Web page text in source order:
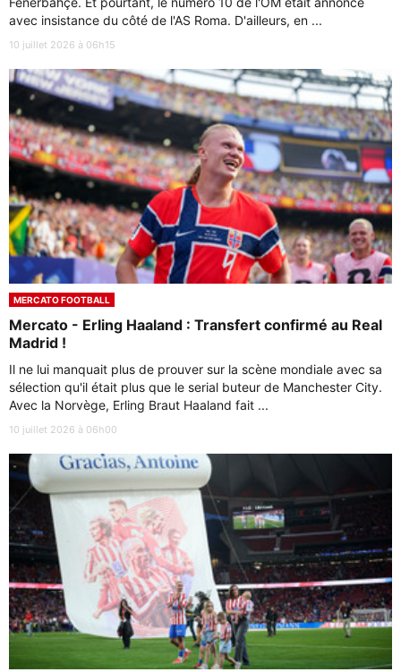
avec insistance du côté de l'AS Roma. D'ailleurs, en ...
10 juillet 2026 à 06h15
MERCATO FOOTBALL
Mercato - Erling Haaland : Transfert confirmé au Real
Madrid !
Il ne lui manquait plus de prouver sur la scène mondiale avec sa
sélection qu'il était plus que le serial buteur de Manchester City.
Avec la Norvège, Erling Braut Haaland fait ...
10 juillet 2026 à 06h00